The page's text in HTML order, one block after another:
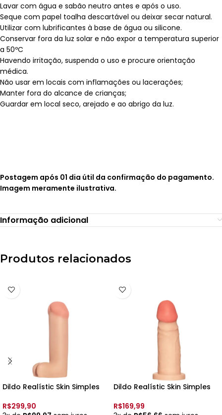
Lavar com água e sabão neutro antes e após o uso.
Seque com papel toalha descartável ou deixar secar natural.
Utilizar com lubrificantes à base de água ou silicone.
Conservar fora da luz solar e não expor a temperatura superior
a 50ºC
Havendo irritação, suspenda o uso e procure orientação
médica.
Não usar em locais com inflamações ou lacerações;
Manter fora do alcance de crianças;
Guardar em local seco, arejado e ao abrigo da luz.
Postagem após 01 dia útil da confirmação do pagamento.
Imagem meramente ilustrativa.
Informação adicional
Produtos relacionados
Dildo Realístic Skin Simples
R$299,90
Dildo Realístic Skin Simples
R$169,99